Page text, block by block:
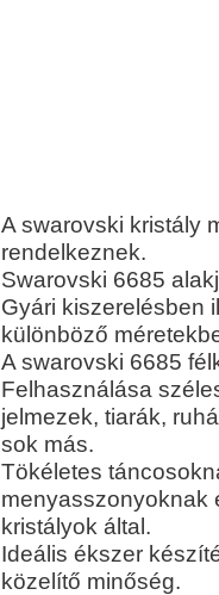
A swarovski kristály
rendelkeznek.
Swarovski 6685
Gyári kiszerelésben
különböző
A swarovski 6685
Felhasználása
jelmezek, tiarák,
sok más.
Tökéletes
menyasszonyoknak
kristályok által.
Ideális ékszer
közelítő minőség.